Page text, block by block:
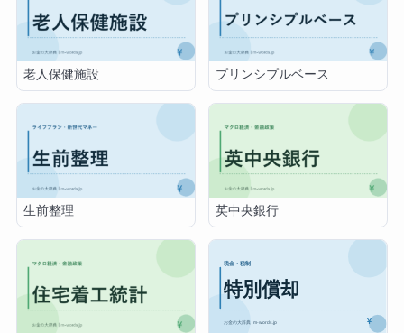
老人保健施設 プリンシプルベース
生前整理 英中央銀行